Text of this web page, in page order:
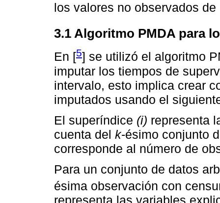
los valores no observados
3.1 Algoritmo PMDA para
En [5] se utilizó el algoritmo
imputar los tiempos de
intervalo, esto implica crear
imputados usando el
El superíndice (i) representa
cuenta del k-ésimo conjunto
corresponde al número de
Para un conjunto de datos
ésima observación con
representa las variables